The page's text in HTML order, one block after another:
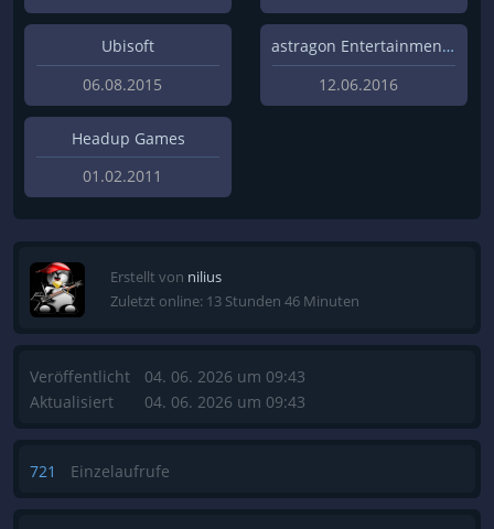
Ubisoft
06.08.2015
astragon Entertainment GmbH
12.06.2016
Headup Games
01.02.2011
Erstellt von nilius
Zuletzt online: 13 Stunden 46 Minuten
Veröffentlicht
Aktualisiert
04. 06. 2026 um 09:43
04. 06. 2026 um 09:43
721 Einzelaufrufe